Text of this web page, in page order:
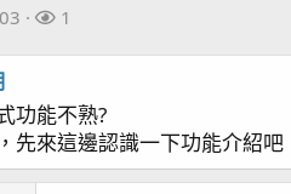
關
1
功能不熟?
先來這邊認識一下功能介紹吧